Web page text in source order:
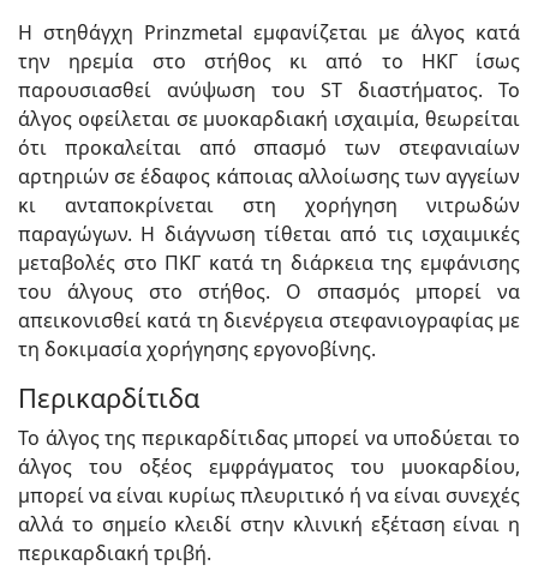
Η στηθάγχη Prinzmetal εμφανίζεται με άλγος κατά
την ηρεμία στο στήθος κι από το ΗΚΓ ίσως
παρουσιασθεί ανύψωση του ST διαστήματος. Το
άλγος οφείλεται σε μυοκαρδιακή ισχαιμία, θεωρείται
ότι προκαλείται από σπασμό των στεφανιαίων
αρτηριών σε έδαφος κάποιας αλλοίωσης των αγγείων
κι ανταποκρίνεται στη χορήγηση νιτρωδών
παραγώγων. Η διάγνωση τίθεται από τις ισχαιμικές
μεταβολές στο ΠΚΓ κατά τη διάρκεια της εμφάνισης
του άλγους στο στήθος. Ο σπασμός μπορεί να
απεικονισθεί κατά τη διενέργεια στεφανιογραφίας με
τη δοκιμασία χορήγησης εργονοβίνης.
Περικαρδίτιδα
Το άλγος της περικαρδίτιδας μπορεί να υποδύεται το
άλγος του οξέος εμφράγματος του μυοκαρδίου,
μπορεί να είναι κυρίως πλευριτικό ή να είναι συνεχές
αλλά το σημείο κλειδί στην κλινική εξέταση είναι η
περικαρδιακή τριβή.